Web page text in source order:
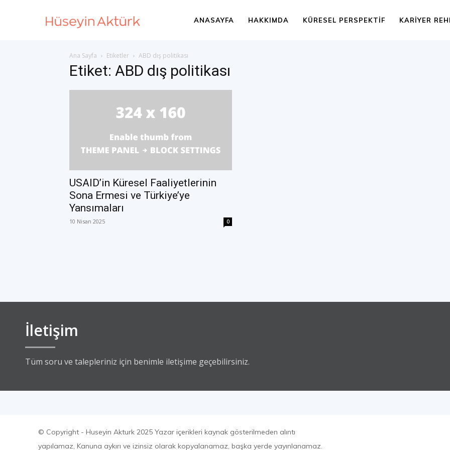
Akturk
International
Development
ANASAYFA HAKKIMDA KÜRESEL PERSPEKTIF KARIYER
Ana Sayfa Etiketler ABD dış politikası
Etiket: ABD dış politikası
USAID’in Küresel Faaliyetlerinin
Sona Ermesi ve Türkiye’ye
Yansımaları
10 Nisan 2025 0
İletişim
Tüm soru ve talepleriniz için benimle iletişime geçebilirsiniz.
© Copyright - Huseyin Akturk 2025 Yazar içerikleri kaynak gösterilmeden alıntı
yapılamaz, Kanuna aykırı ve izinsiz olarak kopyalanamaz, başka yerde yayınlanamaz.